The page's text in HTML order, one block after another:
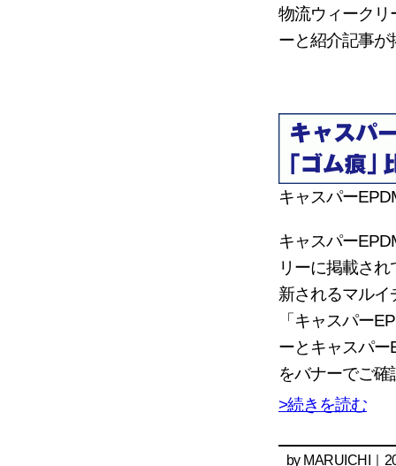
物流ウィークリ
ーと紹介記事が
キャスパー
キャスパー
リーに掲載さ
新されるマル
「キャスパー
ーとキャスパ
をバナーでご確
>続きを読む
by MARUICHI ｜